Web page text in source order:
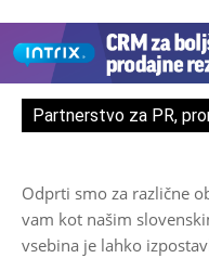
Partnerstvo za PR,
Odprti smo za različne
vam kot našim
vsebina je lahko